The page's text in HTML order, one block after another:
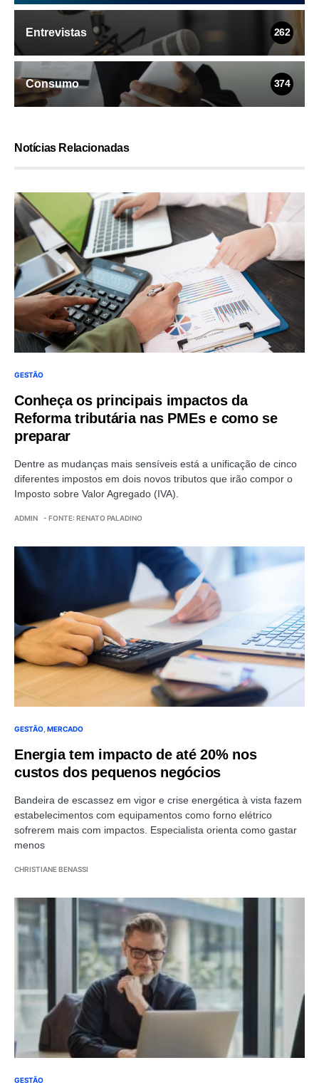
Entrevistas 262
Consumo 374
Notícias Relacionadas
GESTÃO
Conheça os principais impactos da
Reforma tributária nas PMEs e como se
preparar
Dentre as mudanças mais sensíveis está a unificação de cinco
diferentes impostos em dois novos tributos que irão compor o
Imposto sobre Valor Agregado (IVA).
ADMIN - FONTE: RENATO PALADINO
GESTÃO MERCADO
Energia tem impacto de até 20% nos
custos dos pequenos negócios
Bandeira de escassez em vigor e crise energética à vista fazem
estabelecimentos com equipamentos como forno elétrico
sofrerem mais com impactos. Especialista orienta como gastar
menos
CHRISTIANE BENASSI
GESTÃO